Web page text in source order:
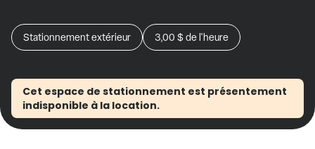
Stationnement extérieur 3,00 $ de l'heure
Cet espace de stationnement est présentement
indisponible à la location.